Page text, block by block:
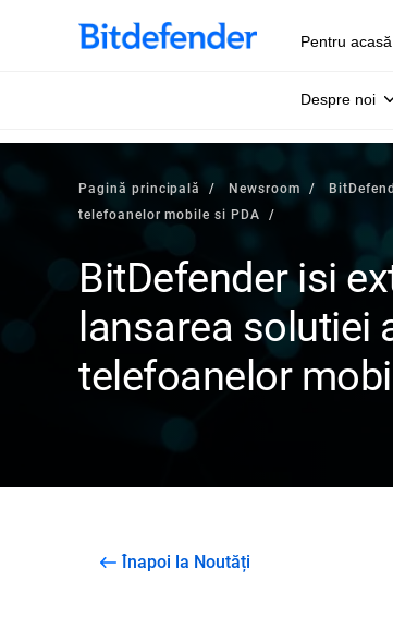
Pentru acasă
Despre noi
Pagină principală Newsroom
telefoanelor mobile si PDA
BitDefender isi
lansarea solutiei
telefoanelor
Înapoi la Noutăți